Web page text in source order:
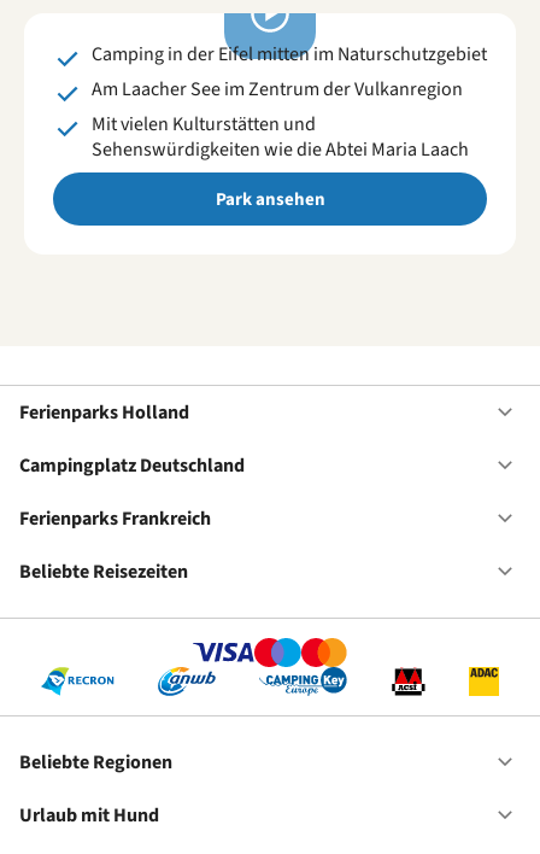
Videos
ansehen
Camping in der Eifel mitten im Naturschutzgebiet
Am Laacher See im Zentrum der Vulkanregion
Mit vielen Kulturstätten und
Sehenswürdigkeiten wie die Abtei Maria Laach
Park ansehen
Ferienparks Holland
Campingplatz Deutschland
Ferienparks Frankreich
Beliebte Reisezeiten
Beliebte Regionen
Urlaub mit Hund